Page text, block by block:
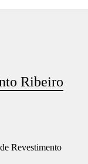
Ribeiro
Revestimento